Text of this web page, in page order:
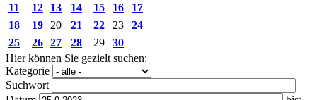
11
12 13 14 15 16
17
18
19 20 21 22 23
24
25
26 27 28 29
30
Hier können Sie gezielt suchen:
Kategorie
Suchwort